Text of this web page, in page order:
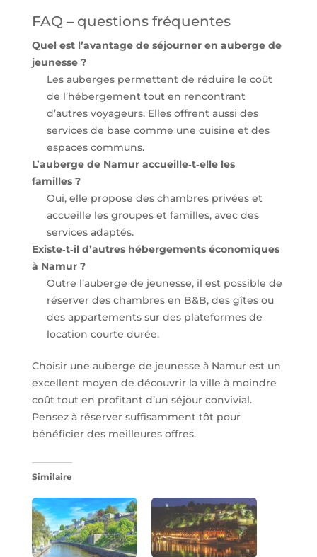
FAQ – questions fréquentes
Quel est l’avantage de séjourner en auberge de
jeunesse ?
Les auberges permettent de réduire le coût
de l’hébergement tout en rencontrant
d’autres voyageurs. Elles offrent aussi des
services de base comme une cuisine et des
espaces communs.
L’auberge de Namur accueille‑t‑elle les
familles ?
Oui, elle propose des chambres privées et
accueille les groupes et familles, avec des
services adaptés.
Existe‑t‑il d’autres hébergements économiques
à Namur ?
Outre l’auberge de jeunesse, il est possible de
réserver des chambres en B&B, des gîtes ou
des appartements sur des plateformes de
location courte durée.
Choisir une auberge de jeunesse à Namur est un
excellent moyen de découvrir la ville à moindre
coût tout en profitant d’un séjour convivial.
Pensez à réserver suffisamment tôt pour
bénéficier des meilleures offres.
Similaire